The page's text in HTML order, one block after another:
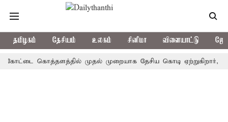
தமிழகம் தேசியம் உலகம் சினிமா விளையாட்டு
கொத்தளத்தில் முதல் முறையாக தேசிய கொடி ஏற்றுகிறார், முதல்-